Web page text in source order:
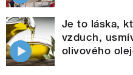
Je to láska,
vzduch,
olivového